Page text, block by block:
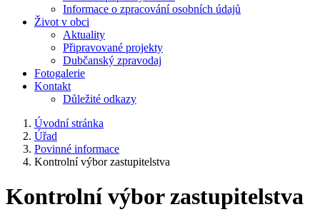
Informace o zpracování osobních údajů
Život v obci
Aktuality
Připravované projekty
Dubčanský zpravodaj
Fotogalerie
Kontakt
Důležité odkazy
Úvodní stránka
Úřad
Povinné informace
Kontrolní výbor zastupitelstva
Kontrolní výbor zastupitelstva